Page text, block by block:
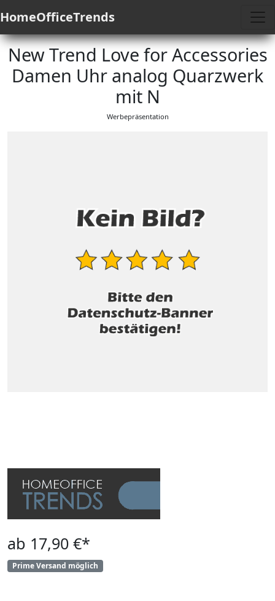
HomeOfficeTrends
New Trend Love for Accessories
Damen Uhr analog Quarzwerk
mit N
Werbepräsentation
ab 17,90 €*
Prime Versand möglich